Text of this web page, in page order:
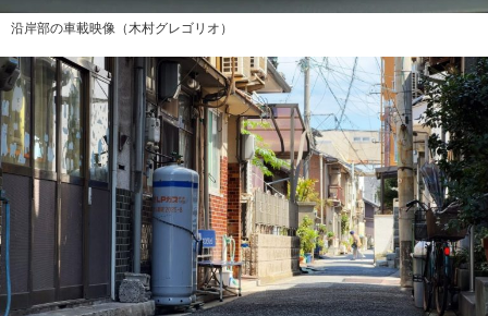
沿岸部の車載映像（木村グレゴリオ）